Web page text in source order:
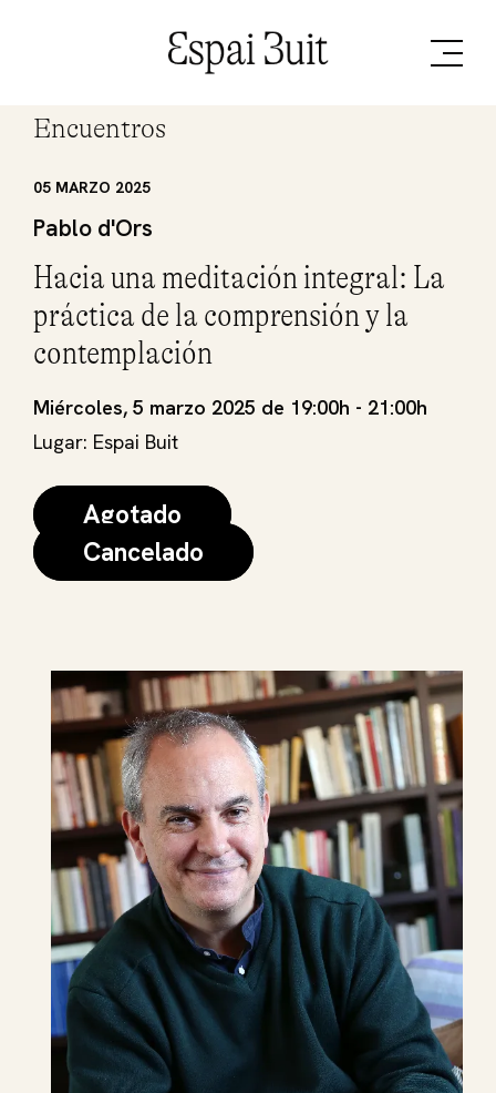
Encuentros
05 MARZO 2025
Pablo d'Ors
Hacia una meditación integral: La
práctica de la comprensión y la
contemplación
Miércoles, 5 marzo 2025 de 19:00h - 21:00h
Lugar: Espai Buit
Agotado
Cancelado